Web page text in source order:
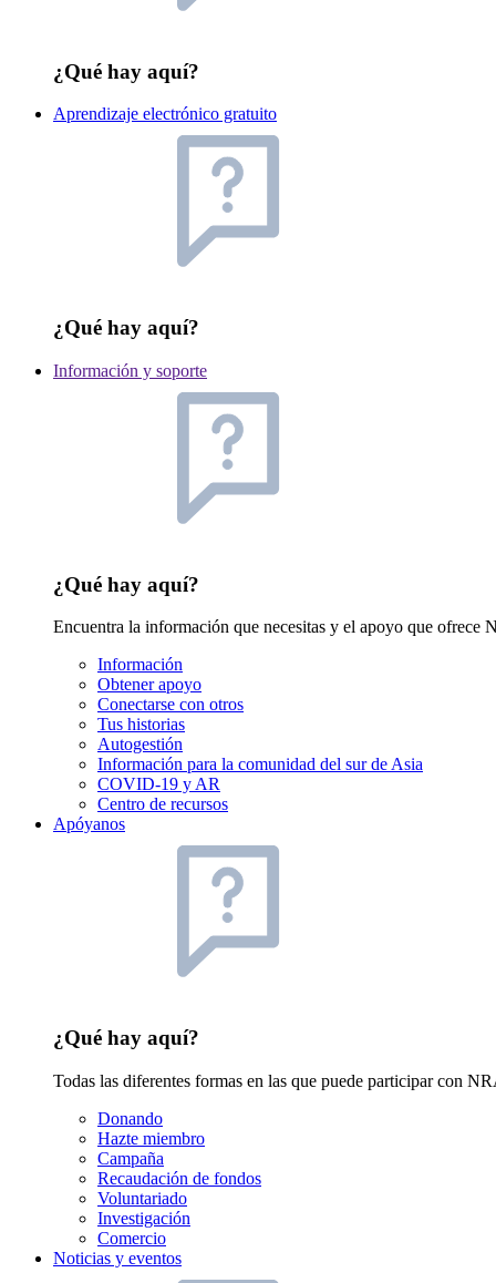
¿Qué hay aquí?
Aprendizaje electrónico gratuito
¿Qué hay aquí?
Información y soporte
¿Qué hay aquí?
Encuentra la información que necesitas y el apoyo que ofrece
Información
Obtener apoyo
Conectarse con otros
Tus historias
Autogestión
Información para la comunidad del sur de Asia
COVID-19 y AR
Centro de recursos
Apóyanos
¿Qué hay aquí?
Todas las diferentes formas en las que puede participar con
Donando
Hazte miembro
Campaña
Recaudación de fondos
Voluntariado
Investigación
Comercio
Noticias y eventos